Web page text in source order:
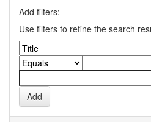
Add filters:
Use filters to refine the search